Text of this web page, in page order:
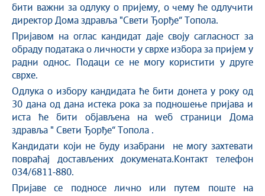
бити важни за одлуку о пријему, о чему ће одлучити
директор Дома здравља "Свети Ђорђе“ Топола.
Пријавом на оглас кандидат даје своју сагласност за
обраду података о личности у сврхе избора за пријем у
радни однос. Подаци се не могу користити у друге
сврхе.
Одлука о избору кандидата ће бити донета у року од
30 дана од дана истека рока за подношење пријава и
иста ће бити објављена на wеб страници Дома
здравља " Свети Ђорђе“ Топола .
Кандидати који не буду изабрани не могу захтевати
повраћај достављених докумената.Контакт телефон
034/6811-880.
Пријаве се подносе лично или путем поште на